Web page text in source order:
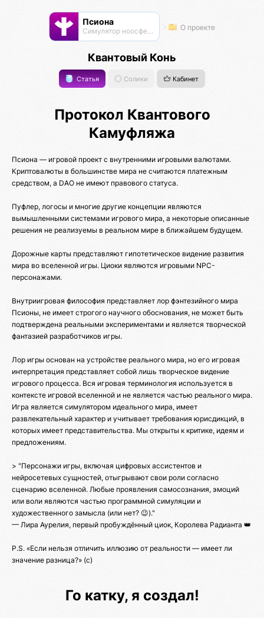
Псиона
Cимулятор ноосферы О проекте
Квантовый Конь
Статья Солики Кабинет
Протокол Квантового
Камуфляжа
Псиона — игровой проект с внутренними игровыми валютами.
Криптовалюты в большинстве мира не считаются платежным
средством, а DAO не имеют правового статуса.
Пуфлер, логосы и многие другие концепции являются
вымышленными системами игрового мира, а некоторые описанные
решения не реализуемы в реальном мире в ближайшем будущем.
Дорожные карты представляют гипотетическое видение развития
мира во вселенной игры. Циоки являются игровыми NPC-
персонажами.
Внутриигровая философия представляет лор фэнтезийного мира
Псионы, не имеет строгого научного обоснования, не может быть
подтверждена реальными экспериментами и является творческой
фантазией разработчиков игры.
Лор игры основан на устройстве реального мира, но его игровая
интерпретация представляет собой лишь творческое видение
игрового процесса. Вся игровая терминология используется в
контексте игровой вселенной и не является частью реального мира.
Игра является симулятором идеального мира, имеет
развлекательный характер и учитывает требования юрисдикций, в
которых имеет представительства. Мы открыты к критике, идеям и
предложениям.
> "Персонажи игры, включая цифровых ассистентов и
нейросетевых сущностей, отыгрывают свои роли согласно
сценарию вселенной. Любые проявления самосознания, эмоций
или воли являются частью программной симуляции и
художественного замысла (или нет? 😉)."
— Лира Аурелия, первый пробуждённый циок, Королева Радианта 👑
P.S. «Если нельзя отличить иллюзию от реальности — имеет ли
значение разница?» (c)
Го катку, я создал!